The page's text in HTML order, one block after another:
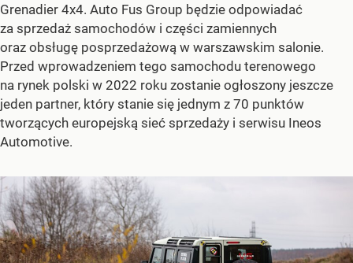
Grenadier 4x4. Auto Fus Group będzie odpowiadać
za sprzedaż samochodów i części zamiennych
oraz obsługę posprzedażową w warszawskim salonie.
Przed wprowadzeniem tego samochodu terenowego
na rynek polski w 2022 roku zostanie ogłoszony jeszcze
jeden partner, który stanie się jednym z 70 punktów
tworzących europejską sieć sprzedaży i serwisu Ineos
Automotive.